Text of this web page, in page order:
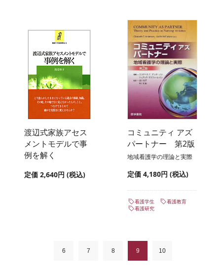
渡辺式家族アセス
メントモデルで事
例を解く
定価 2,640円 (税込)
コミュニティ アズ
パートナー 第2版
地域看護学の理論と実際
定価 4,180円 (税込)
看護学生
看護教育
看護研究
6 7 8 9 10